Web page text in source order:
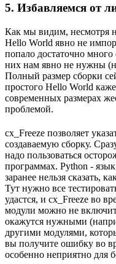
5. Избавляемся от
Как мы видим, несмотря
Hello World явно не
попало достаточно
них нам явно не нужны
Полный размер сборки
простого Hello World
современных размерах
проблемой.
cx_Freeze позволяет
создаваемую сборку.
надо пользоваться
программах. Python -
заранее нельзя сказать,
Тут нужно все
удастся, и cx_Freeze во
модули можно не
окажутся нужными
другими модулями,
вы получите ошибку во
особенно неприятно для